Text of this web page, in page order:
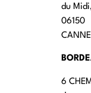
du
06150
6